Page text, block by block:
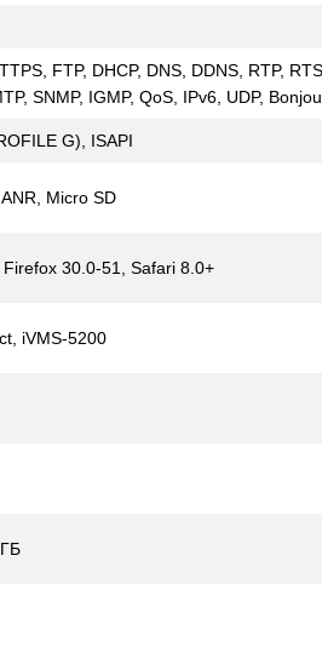
FTP, DHCP, DNS, DDNS, RTP,
SNMP, IGMP, QoS, IPv6, UDP,
G), ISAPI
Micro SD
30.0-51, Safari 8.0+
iVMS-5200